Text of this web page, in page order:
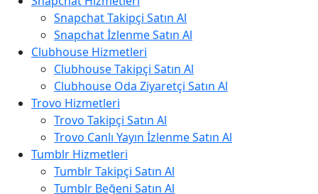
Snapchat Takipçi Satın Al
Snapchat İzlenme Satın Al
Clubhouse Hizmetleri
Clubhouse Takipçi Satın Al
Clubhouse Oda Ziyaretçi Satın Al
Trovo Hizmetleri
Trovo Takipçi Satın Al
Trovo Canlı Yayın İzlenme Satın Al
Tumblr Hizmetleri
Tumblr Takipçi Satın Al
Tumblr Beğeni Satın Al